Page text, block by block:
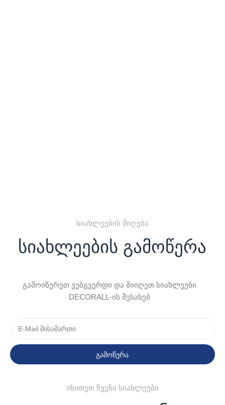
სიახლეების მიღება
სიახლეების გამოწერა
გამოიწერეთ ვებგვერდი და მიიღეთ სიახლეები
DECORALL-ის შესახებ
გამოწერა
იხითეთ ჩვენი სიახლეები